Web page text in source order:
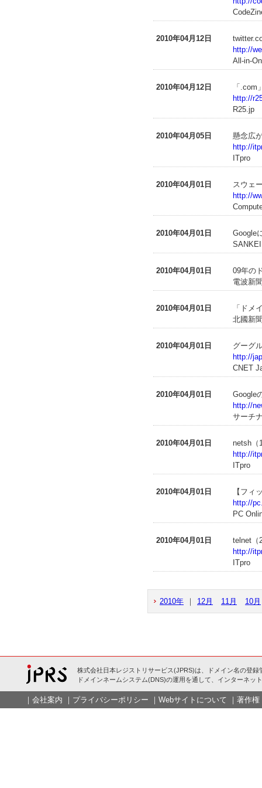
2010年04月12日
http://
All-in-
2010年04月12日
「.com
http://
R25.jp
2010年04月05日
懸念広
http://
ITpro
2010年04月01日
スウェ
http://
2010年04月01日
Google
2010年04月01日
09年の
電波新
2010年04月01日
「ドメ
北國新
2010年04月01日
グーグ
http://
CNET
2010年04月01日
Google
http://
サーチ
2010年04月01日
netsh
http://
ITpro
2010年04月01日
【フィ
http://
PC
2010年04月01日
telnet
http://
ITpro
2010年 ｜ 12月 11月 10月
株式会社日本レジストリサービス(JPRS)は、ドメイン名の登録
ドメインネームシステム(DNS)の運用を通して、インターネッ
｜ 会社案内 ｜ プライバシーポリシー ｜ Webサイトについて ｜ 著作権